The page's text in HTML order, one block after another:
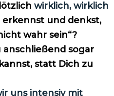
wirklich, wirklich
erkennst und denkst,
wahr sein“?
anschließend sogar
statt Dich zu
uns intensiv mit